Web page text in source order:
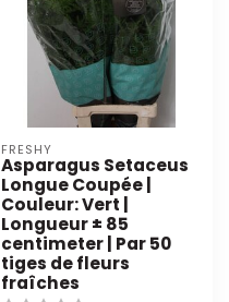
FRESHY
Asparagus Setaceus
Longue Coupée |
Couleur: Vert |
Longueur ± 85
centimeter | Par 50
tiges de fleurs
fraîches